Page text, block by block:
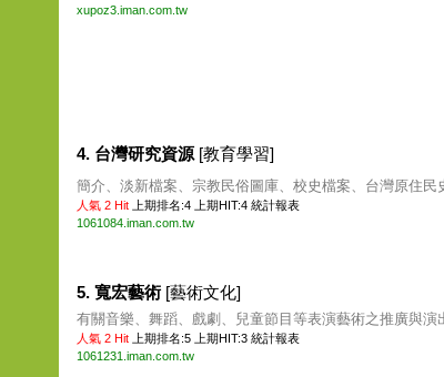
xupoz3.iman.com.tw
4. 台灣研究資源 [教育學習]
簡介、淡新檔案、宗教民俗圖庫、校史檔案、台灣原住民
人氣 2 Hit 上期排名:4 上期HIT:4 統計報表
1061084.iman.com.tw
5. 寬宏藝術 [藝術文化]
有關音樂、舞蹈、戲劇、兒童節目等表演藝術之推廣與演
人氣 2 Hit 上期排名:5 上期HIT:3 統計報表
1061231.iman.com.tw